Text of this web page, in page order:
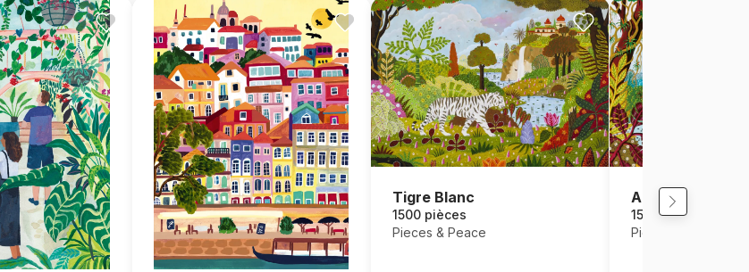
Tigre Blanc
1500 pièces
Pieces & Peace
Araçari à Collier
1500 pièces
Pieces & Peace